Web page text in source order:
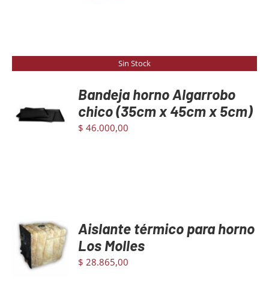
Sin Stock
DETAILS
Bandeja horno Algarrobo
chico (35cm x 45cm x 5cm)
$ 46.000,00
AGREGAR
AL
CARRITO
/
Aislante térmico para horno
Los Molles
$ 28.865,00